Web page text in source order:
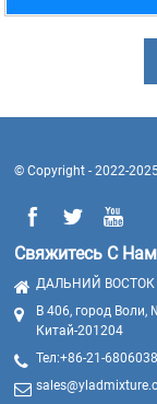
© Copyright - 2022-
Свяжитесь С
ДАЛЬНИЙ
B 406, город
Китай-201204
Тел:+86-21-